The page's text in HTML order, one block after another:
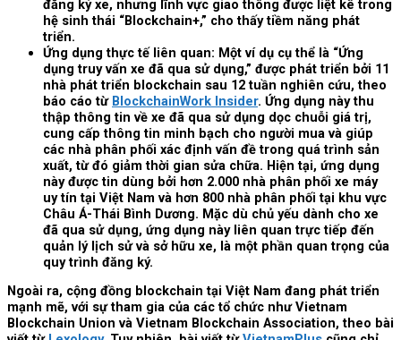
đăng ký xe, nhưng lĩnh vực giao thông được liệt kê trong
hệ sinh thái “Blockchain+,” cho thấy tiềm năng phát
triển.
Ứng dụng thực tế liên quan: Một ví dụ cụ thể là “Ứng
dụng truy vấn xe đã qua sử dụng,” được phát triển bởi 11
nhà phát triển blockchain sau 12 tuần nghiên cứu, theo
báo cáo từ BlockchainWork Insider. Ứng dụng này thu
thập thông tin về xe đã qua sử dụng dọc chuỗi giá trị,
cung cấp thông tin minh bạch cho người mua và giúp
các nhà phân phối xác định vấn đề trong quá trình sản
xuất, từ đó giảm thời gian sửa chữa. Hiện tại, ứng dụng
này được tin dùng bởi hơn 2.000 nhà phân phối xe máy
uy tín tại Việt Nam và hơn 800 nhà phân phối tại khu vực
Châu Á-Thái Bình Dương. Mặc dù chủ yếu dành cho xe
đã qua sử dụng, ứng dụng này liên quan trực tiếp đến
quản lý lịch sử và sở hữu xe, là một phần quan trọng của
quy trình đăng ký.
Ngoài ra, cộng đồng blockchain tại Việt Nam đang phát triển
mạnh mẽ, với sự tham gia của các tổ chức như Vietnam
Blockchain Union và Vietnam Blockchain Association, theo bài